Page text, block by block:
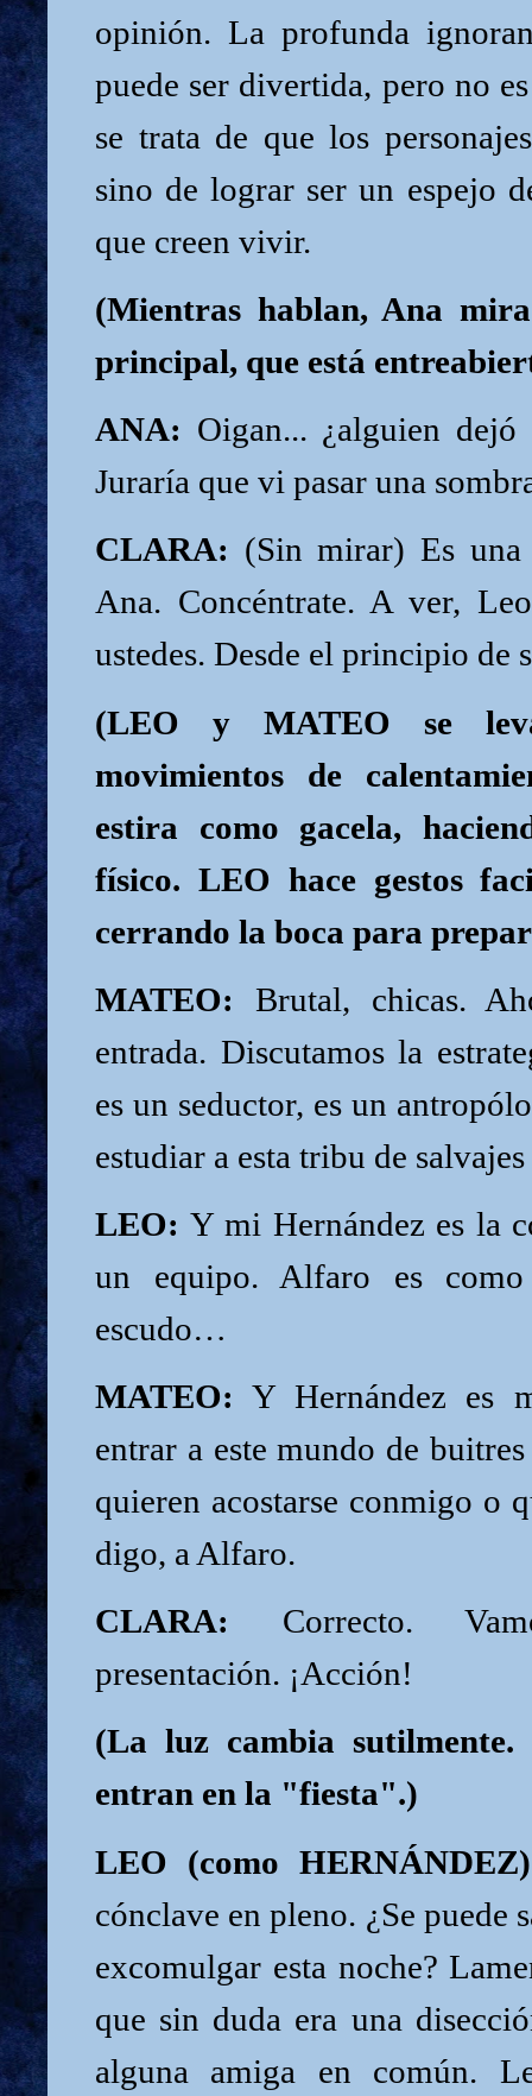
opinión. La profunda
puede ser divertida, pero no
se trata de que los
sino de lograr ser un espejo
que creen vivir.
(Mientras hablan, Ana
principal, que está
ANA: Oigan... ¿alguien
Juraría que vi pasar una
CLARA: (Sin mirar) Es
Ana. Concéntrate. A ver,
ustedes. Desde el principio de
(LEO y MATEO se
movimientos de
estira como gacela,
físico. LEO hace gestos
cerrando la boca para
MATEO: Brutal, chicas.
entrada. Discutamos la
es un seductor, es un
estudiar a esta tribu de
LEO: Y mi Hernández es la
un equipo. Alfaro es
escudo…
MATEO: Y Hernández es
entrar a este mundo de
quieren acostarse conmigo o
digo, a Alfaro.
CLARA: Correcto.
presentación. ¡Acción!
(La luz cambia
entran en la "fiesta".)
LEO (como
cónclave en pleno. ¿Se puede
excomulgar esta noche?
que sin duda era una
alguna amiga en común.